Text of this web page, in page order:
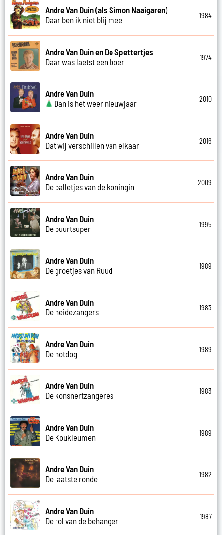
Andre Van Duin (als Simon Naaigaren)
Daar ben ik niet blij mee
1984
Andre Van Duin en De Spettertjes
Daar was laetst een boer
1974
Andre Van Duin
Dan is het weer nieuwjaar
2010
Andre Van Duin
Dat wij verschillen van elkaar
2016
Andre Van Duin
De balletjes van de koningin
2009
Andre Van Duin
De buurtsuper
1995
Andre Van Duin
De groetjes van Ruud
1989
Andre Van Duin
De heidezangers
1983
Andre Van Duin
De hotdog
1989
Andre Van Duin
De konsnertzangeres
1983
Andre Van Duin
De Koukleumen
1989
Andre Van Duin
De laatste ronde
1982
Andre Van Duin
De rol van de behanger
1987